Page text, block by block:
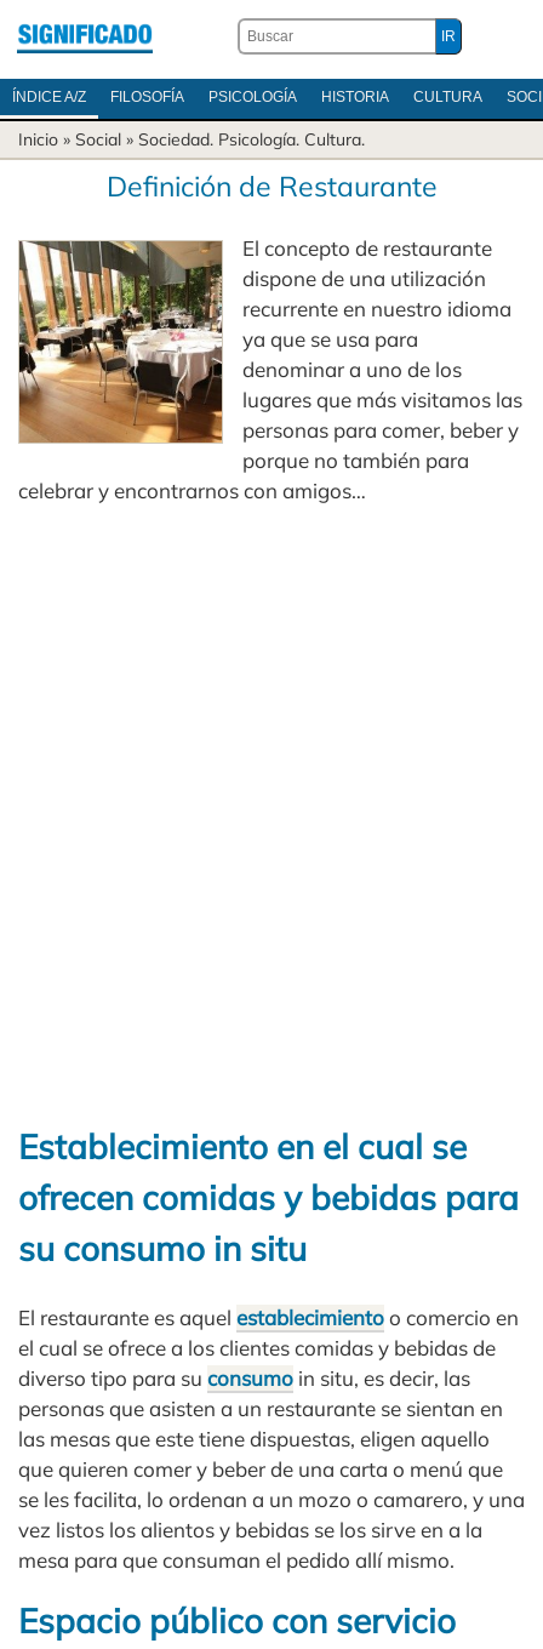
ÍNDICE A/Z FILOSOFÍA PSICOLOGÍA HISTORIA CULTURA
Inicio » Social » Sociedad. Psicología. Cultura.
Definición de Restaurante
El concepto de restaurante
dispone de una utilización
recurrente en nuestro idioma
ya que se usa para
denominar a uno de los
lugares que más visitamos las
personas para comer, beber y
porque no también para
celebrar y encontrarnos con amigos…
Establecimiento en el cual se
ofrecen comidas y bebidas para
su consumo in situ
El restaurante es aquel establecimientoo comercio en
el cual se ofrece a los clientes comidas y bebidas de
diverso tipo para su consumo in situ, es decir, las
personas que asisten a un restaurante se sientan en
las mesas que este tiene dispuestas, eligen aquello
que quieren comer y beber de una carta o menú que
se les facilita, lo ordenan a un mozo o camarero, y una
vez listos los alientos y bebidas se los sirve en a la
mesa para que consuman el pedido allí mismo.
Espacio público con servicio